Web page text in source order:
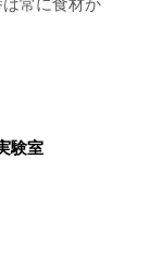
常に食材か
験室